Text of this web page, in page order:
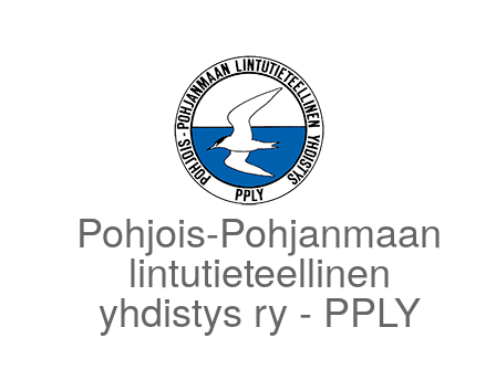
Pohjois-Pohjanmaan
lintutieteellinen
yhdistys ry - PPLY